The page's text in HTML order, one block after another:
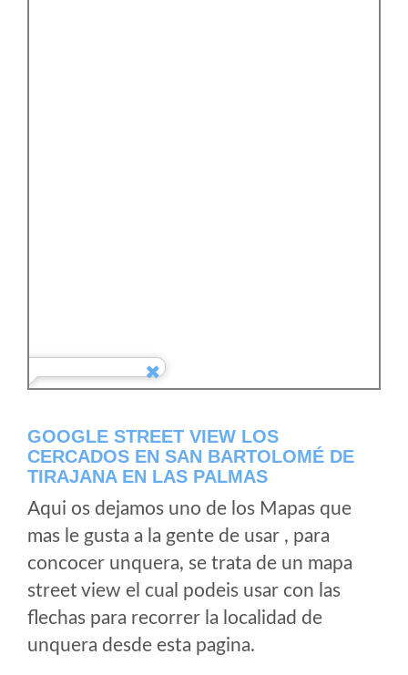
GOOGLE STREET VIEW LOS
CERCADOS EN SAN BARTOLOMÉ DE
TIRAJANA EN LAS PALMAS
Aqui os dejamos uno de los Mapas que
mas le gusta a la gente de usar , para
concocer unquera, se trata de un mapa
street view el cual podeis usar con las
flechas para recorrer la localidad de
unquera desde esta pagina.